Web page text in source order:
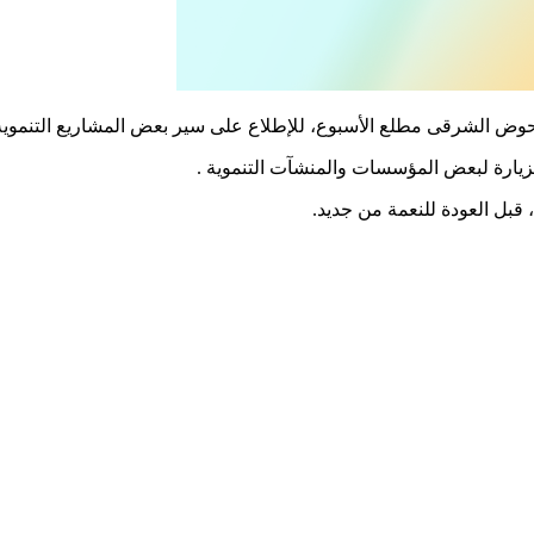
الشرقى مطلع الأسبوع، للإطلاع على سير بعض المشاريع
لبعض المؤسسات والمنشآت التنموية .
قبل العودة للنعمة من جديد.